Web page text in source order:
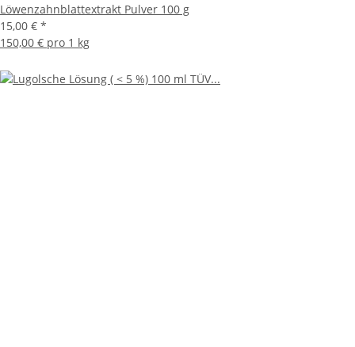
Löwenzahnblattextrakt Pulver 100 g
15,00 € *
150,00 € pro 1 kg